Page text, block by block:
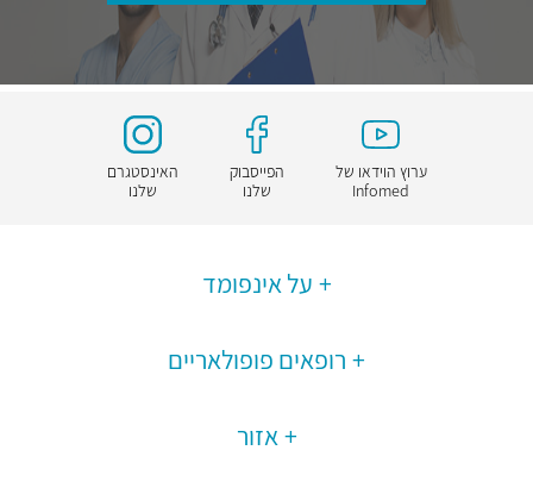
ערוץ הוידאו של
Infomed
הפייסבוק
שלנו
האינסטגרם
שלנו
על אינפומד
רופאים פופולאריים
אזור